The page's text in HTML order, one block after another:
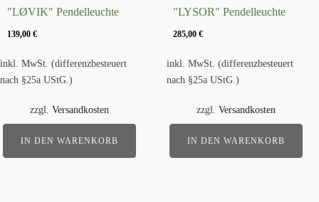
"LØVIK" Pendelleuchte
139,00 €
inkl. MwSt. (differenzbesteuert
nach §25a UStG.)
zzgl. Versandkosten
IN DEN WARENKORB
"LYSOR" Pendelleuchte
285,00€
inkl. MwSt. (differenzbesteuert
nach §25a UStG.)
zzgl. Versandkosten
IN DEN WARENKORB